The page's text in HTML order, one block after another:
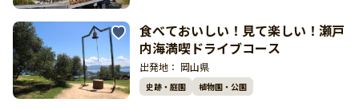
食べておいしい！見て楽しい！瀬戸
内海満喫ドライブコース
出発地： 岡山県
史跡・庭園 植物園・公園